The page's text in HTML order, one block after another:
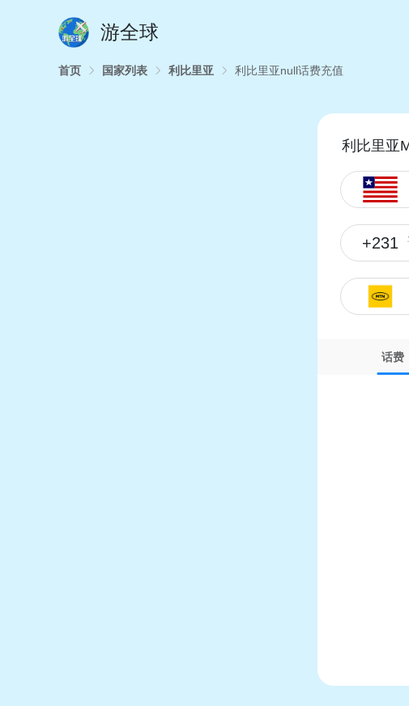
游全球
首页 国家列表 利比里亚 利比里亚null话费充值
利比里亚
+231
话费